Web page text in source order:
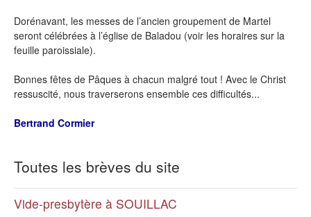
Dorénavant, les messes de l’ancien groupement de Martel
seront célébrées à l’église de Baladou (voir les horaires sur la
feuille paroissiale).
Bonnes fêtes de Pâques à chacun malgré tout ! Avec le Christ
ressuscité, nous traverserons ensemble ces difficultés...
Bertrand Cormier
Toutes les brèves du site
Vide-presbytère à SOUILLAC